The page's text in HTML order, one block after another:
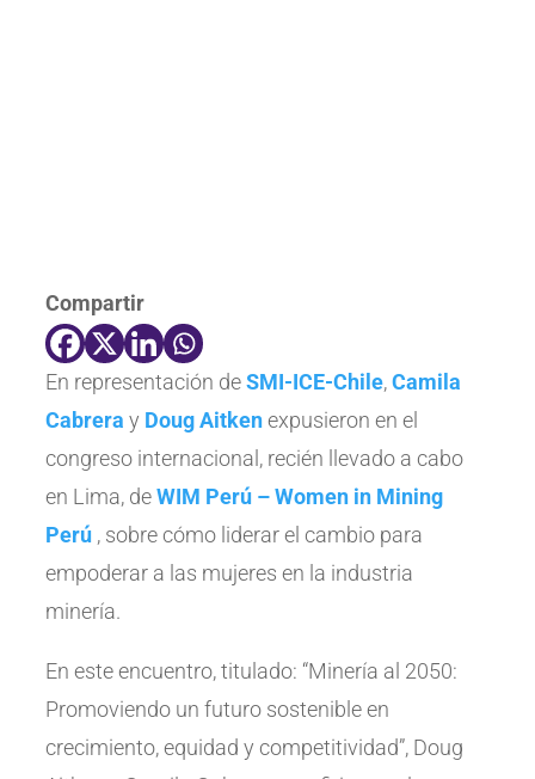
Compartir
En representación deSMI-ICE-Chile,Camila
Cabrera y Doug Aitkenexpusieron en el
congreso internacional, recién llevado a cabo
en Lima, deWIM Perú – Women in Mining
Perú , sobre cómo liderar el cambio para
empoderar a las mujeres en la industria
minería.
En este encuentro, titulado: “Minería al 2050:
Promoviendo un futuro sostenible en
crecimiento, equidad y competitividad”, Doug